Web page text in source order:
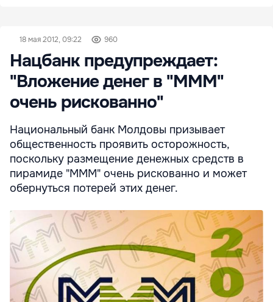
18 мая 2012, 09:22 960
Нацбанк предупреждает:
"Вложение денег в "МММ"
очень рискованно"
Национальный банк Молдовы призывает
общественность проявить осторожность,
поскольку размещение денежных средств в
пирамиде "МММ" очень рискованно и может
обернуться потерей этих денег.